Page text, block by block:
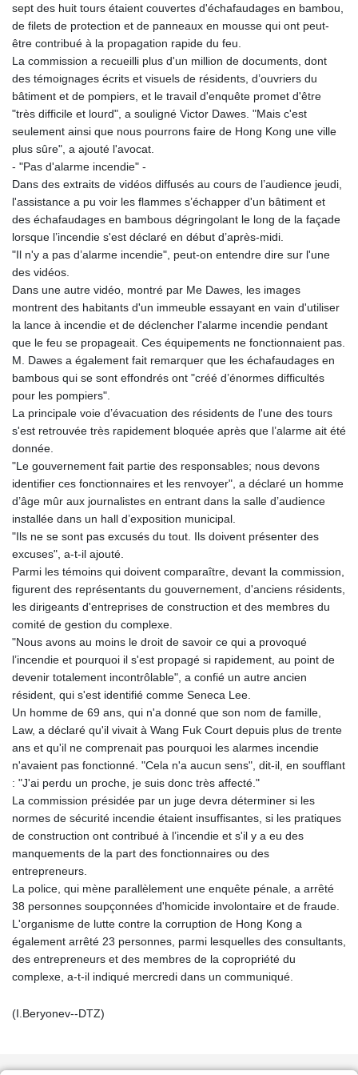
sept des huit tours étaient couvertes d'échafaudages en bambou,
de filets de protection et de panneaux en mousse qui ont peut-
être contribué à la propagation rapide du feu.
La commission a recueilli plus d'un million de documents, dont
des témoignages écrits et visuels de résidents, d’ouvriers du
bâtiment et de pompiers, et le travail d'enquête promet d'être
"très difficile et lourd", a souligné Victor Dawes. "Mais c'est
seulement ainsi que nous pourrons faire de Hong Kong une ville
plus sûre", a ajouté l'avocat.
- "Pas d'alarme incendie" -
Dans des extraits de vidéos diffusés au cours de l’audience jeudi,
l'assistance a pu voir les flammes s’échapper d'un bâtiment et
des échafaudages en bambous dégringolant le long de la façade
lorsque l’incendie s'est déclaré en début d’après-midi.
"Il n'y a pas d’alarme incendie", peut-on entendre dire sur l'une
des vidéos.
Dans une autre vidéo, montré par Me Dawes, les images
montrent des habitants d'un immeuble essayant en vain d'utiliser
la lance à incendie et de déclencher l'alarme incendie pendant
que le feu se propageait. Ces équipements ne fonctionnaient pas.
M. Dawes a également fait remarquer que les échafaudages en
bambous qui se sont effondrés ont "créé d’énormes difficultés
pour les pompiers".
La principale voie d’évacuation des résidents de l'une des tours
s'est retrouvée très rapidement bloquée après que l’alarme ait été
donnée.
"Le gouvernement fait partie des responsables; nous devons
identifier ces fonctionnaires et les renvoyer", a déclaré un homme
d’âge mûr aux journalistes en entrant dans la salle d’audience
installée dans un hall d’exposition municipal.
"Ils ne se sont pas excusés du tout. Ils doivent présenter des
excuses", a-t-il ajouté.
Parmi les témoins qui doivent comparaître, devant la commission,
figurent des représentants du gouvernement, d'anciens résidents,
les dirigeants d'entreprises de construction et des membres du
comité de gestion du complexe.
"Nous avons au moins le droit de savoir ce qui a provoqué
l’incendie et pourquoi il s'est propagé si rapidement, au point de
devenir totalement incontrôlable", a confié un autre ancien
résident, qui s'est identifié comme Seneca Lee.
Un homme de 69 ans, qui n'a donné que son nom de famille,
Law, a déclaré qu'il vivait à Wang Fuk Court depuis plus de trente
ans et qu'il ne comprenait pas pourquoi les alarmes incendie
n'avaient pas fonctionné. "Cela n'a aucun sens", dit-il, en soufflant
: "J'ai perdu un proche, je suis donc très affecté."
La commission présidée par un juge devra déterminer si les
normes de sécurité incendie étaient insuffisantes, si les pratiques
de construction ont contribué à l’incendie et s'il y a eu des
manquements de la part des fonctionnaires ou des
entrepreneurs.
La police, qui mène parallèlement une enquête pénale, a arrêté
38 personnes soupçonnées d'homicide involontaire et de fraude.
L'organisme de lutte contre la corruption de Hong Kong a
également arrêté 23 personnes, parmi lesquelles des consultants,
des entrepreneurs et des membres de la copropriété du
complexe, a-t-il indiqué mercredi dans un communiqué.
(I.Beryonev--DTZ)